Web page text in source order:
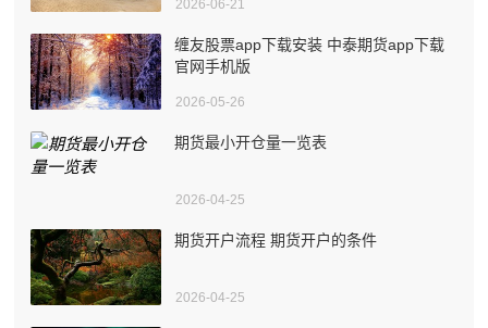
2026-06-21
缠友股票app下载安装 中泰期货app下载
官网手机版
2026-05-26
期货最小开仓量一览表
2026-04-25
期货开户流程 期货开户的条件
2026-04-25